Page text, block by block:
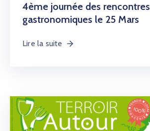
4ème journée des rencontres
gastronomiques le 25 Mars
Lire la suite